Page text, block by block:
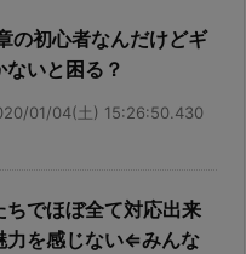
の初心者なんだけどギ
いと困る？
01/04(土) 15:26:50.430
ちでほぼ全て対応出来
力を感じない⇐みんな